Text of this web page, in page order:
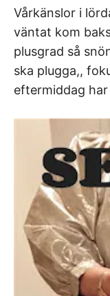
Vårkänslor i
väntat kom
plusgrad så
ska plugga,,
eftermiddag